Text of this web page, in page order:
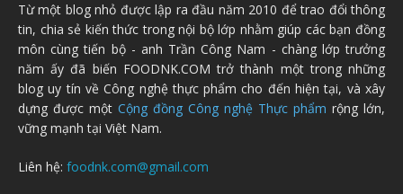
Từ một blog nhỏ được lập ra đầu năm 2010 để trao đổi thông
tin, chia sẻ kiến thức trong nội bộ lớp nhằm giúp các bạn đồng
môn cùng tiến bộ - anh Trần Công Nam - chàng lớp trưởng
năm ấy đã biến FOODNK.COM trở thành một trong những
blog uy tín về Công nghệ thực phẩm cho đến hiện tại, và xây
dựng được một Cộng đồng Công nghệ Thực phẩm rộng lớn,
vững mạnh tại Việt Nam.
Liên hệ: foodnk.com@gmail.com